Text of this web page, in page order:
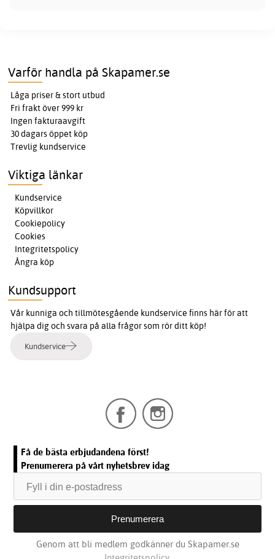
Varför handla på Skapamer.se
Låga priser & stort utbud
Fri frakt över 999 kr
Ingen fakturaavgift
30 dagars öppet köp
Trevlig kundservice
Viktiga länkar
Kundservice
Köpvillkor
Cookiepolicy
Cookies
Integritetspolicy
Ångra köp
Kundsupport
Vår kunniga och tillmötesgående kundservice finns här för att
hjälpa dig och svara på alla frågor som rör ditt köp!
Kundservice
Få de bästa erbjudandena först!
Prenumerera på vårt nyhetsbrev idag
Genom att bli medlem godkänner du Skapamer.se